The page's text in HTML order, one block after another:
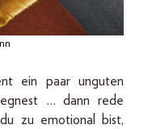
ein paar unguten
… dann rede
zu emotional bist,